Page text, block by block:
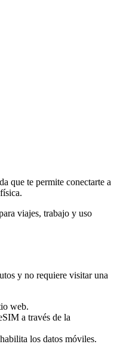
que te permite conectarte a
viajes, trabajo y uso
y no requiere visitar una
web.
a través de la
los datos móviles.